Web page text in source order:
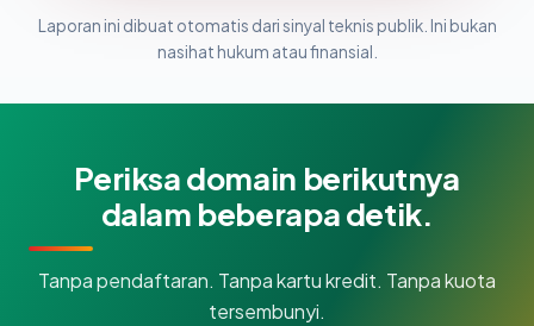
Laporan ini dibuat otomatis dari sinyal teknis publik. Ini bukan
nasihat hukum atau finansial.
Periksa domain berikutnya
dalam beberapa detik.
Tanpa pendaftaran. Tanpa kartu kredit. Tanpa kuota
tersembunyi.